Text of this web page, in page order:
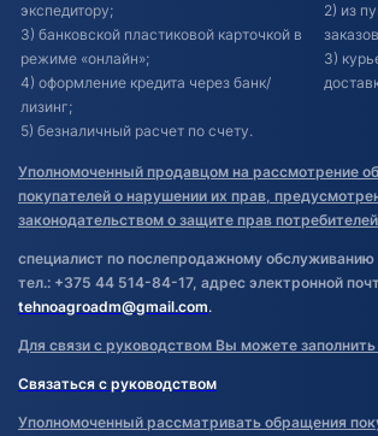
экспедитору;
3) банковской пластиковой карточкой в
режиме «онлайн»;
4) оформление кредита через банк/
лизинг;
5) безналичный расчет по счету.
2) из
3)
Уполномоченный продавцом на рассмотрение
покупателей о нарушении их прав,
законодательством о защите прав
специалист по послепродажному
тел.: +375 44 514-84-17, адрес электронной
tehnoagroadm@gmail.com.
Для связи с руководством Вы можете
Связаться с руководством
Уполномоченный рассматривать обращения